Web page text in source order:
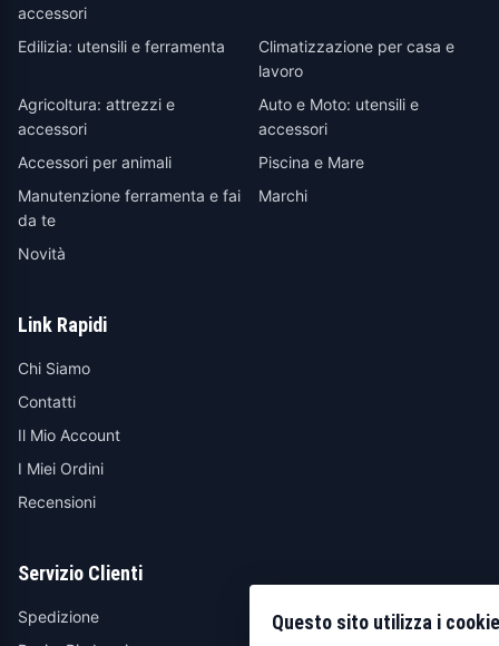
accessori
Edilizia: utensili e ferramenta
Climatizzazione per casa e
lavoro
Agricoltura: attrezzi e
accessori
Auto e Moto: utensili e
accessori
Accessori per animali
Piscina e Mare
Manutenzione ferramenta e fai
da te
Marchi
Novità
Link Rapidi
Chi Siamo
Contatti
Il Mio Account
I Miei Ordini
Recensioni
Servizio Clienti
Spedizione
Questo sito utilizza i cookie